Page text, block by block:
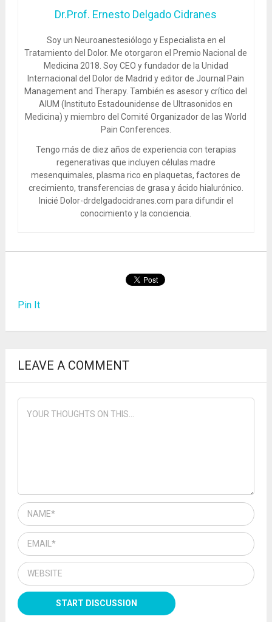
Dr.Prof. Ernesto Delgado Cidranes
Soy un Neuroanestesiólogo y Especialista en el
Tratamiento del Dolor. Me otorgaron el Premio Nacional de
Medicina 2018. Soy CEO y fundador de la Unidad
Internacional del Dolor de Madrid y editor de Journal Pain
Management and Therapy. También es asesor y crítico del
AIUM (Instituto Estadounidense de Ultrasonidos en
Medicina) y miembro del Comité Organizador de las World
Pain Conferences.
Tengo más de diez años de experiencia con terapias
regenerativas que incluyen células madre
mesenquimales, plasma rico en plaquetas, factores de
crecimiento, transferencias de grasa y ácido hialurónico.
Inicié Dolor-drdelgadocidranes.com para difundir el
conocimiento y la conciencia.
Pin It
LEAVE A COMMENT